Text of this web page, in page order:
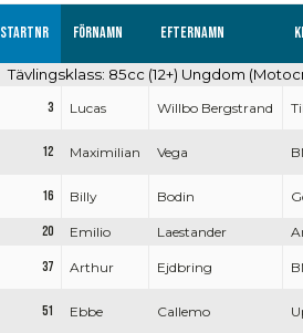
Startnr Förnamn Efternamn
Tävlingsklass: 85cc (12+) Ungdom
3 Lucas Willbo Bergstrand
12 Maximilian Vega
16 Billy Bodin
20 Emilio Laestander
37 Arthur Ejdbring
51 Ebbe Callemo